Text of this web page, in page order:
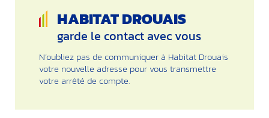
HABITAT DROUAIS
garde le contact avec vous
N’oubliez pas de communiquer à Habitat Drouais
votre nouvelle adresse pour vous transmettre
votre arrêté de compte.